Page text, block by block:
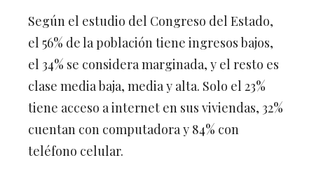
Según el estudio del Congreso del Estado,
el 56% de la población tiene ingresos bajos,
el 34% se considera marginada, y el resto es
clase media baja, media y alta. Solo el 23%
tiene acceso a internet en sus viviendas, 32%
cuentan con computadora y 84% con
teléfono celular.